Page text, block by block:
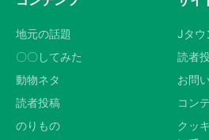
地元の話題
〇〇してみた
動物ネタ
読者投稿
のりもの
Jタウ
読者
お問
コン
クッ